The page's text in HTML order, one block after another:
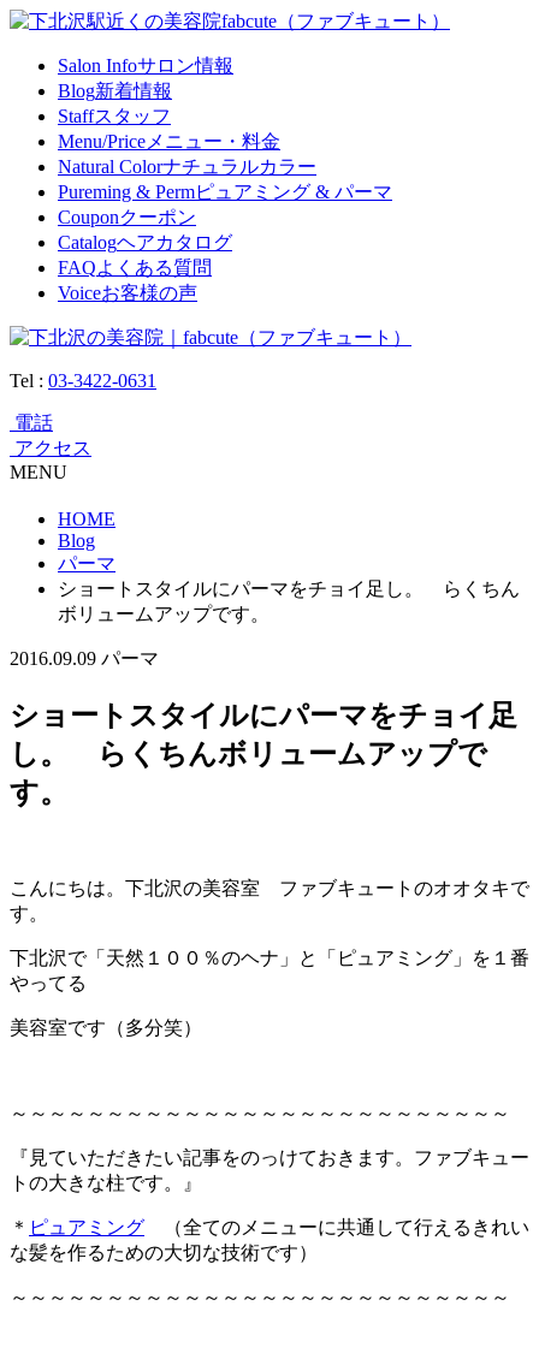
Salon Infoサロン情報
Blog新着情報
Staffスタッフ
Menu/Price メニュー・料金
Natural Colorナチュラルカラー
Pureming & Permピュアミング & パーマ
Couponクーポン
Catalogヘアカタログ
FAQよくある質問
Voiceお客様の声
Tel : 03-3422-0631
電話
アクセス
MENU
HOME
Blog
パーマ
ショートスタイルにパーマをチョイ足し。 らくちん
ボリュームアップです。
2016.09.09 パーマ
ショートスタイルにパーマをチョイ足
し。 らくちんボリュームアップで
す。
こんにちは。下北沢の美容室 ファブキュートのオオタキで
す。
下北沢で「天然１００％のヘナ」と「ピュアミング」を１番
やってる
美容室です（多分笑）
～～～～～～～～～～～～～～～～～～～～～～～～～～
『見ていただきたい記事をのっけておきます。ファブキュー
トの大きな柱です。』
＊ ピュアミング （全てのメニューに共通して行えるきれい
な髪を作るための大切な技術です）
～～～～～～～～～～～～～～～～～～～～～～～～～～